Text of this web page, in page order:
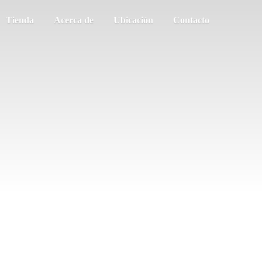
Tienda Acerca de Ubicación Contacto